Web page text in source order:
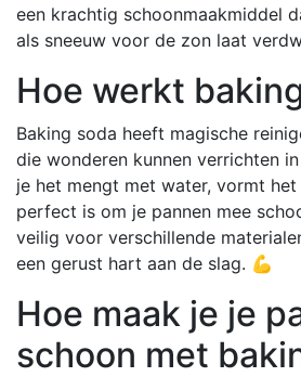
een krachtig schoonmaakmiddel
als sneeuw voor de zon laat
Hoe werkt
Baking soda heeft magische
die wonderen kunnen verrichten
je het mengt met water, vormt
perfect is om je pannen mee
veilig voor verschillende
een gerust hart aan de slag. 💪
Hoe maak je je
schoon met